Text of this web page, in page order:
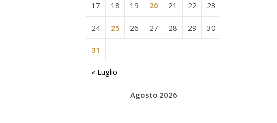
Agosto 2026
« Luglio
17 18 19 20 21 22 23
24 25 26 27 28 29 30
31